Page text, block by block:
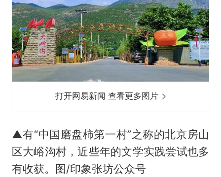
打开网易新闻 查看更多图片
▲有“中国磨盘柿第一村”之称的北京房山
区大峪沟村，近些年的文学实践尝试也多
有收获。图/印象张坊公众号